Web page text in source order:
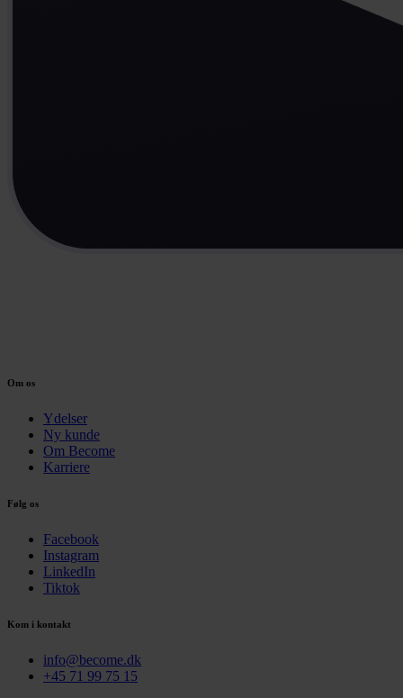
Om os
Ydelser
Ny kunde
Om Become
Karriere
Følg os
Facebook
Instagram
LinkedIn
Tiktok
Kom i kontakt
info@become.dk
+45 71 99 75 15